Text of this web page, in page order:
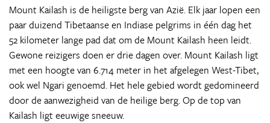
Mount Kailash is de heiligste berg van Azië. Elk jaar lopen een
paar duizend Tibetaanse en Indiase pelgrims in één dag het
52 kilometer lange pad dat om de Mount Kailash heen leidt.
Gewone reizigers doen er drie dagen over. Mount Kailash ligt
met een hoogte van 6.714 meter in het afgelegen West-Tibet,
ook wel Ngari genoemd. Het hele gebied wordt gedomineerd
door de aanwezigheid van de heilige berg. Op de top van
Kailash ligt eeuwige sneeuw.